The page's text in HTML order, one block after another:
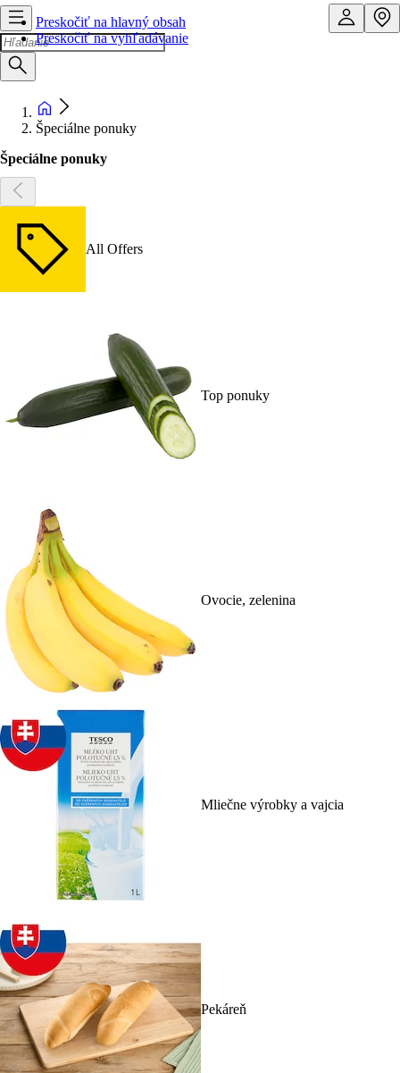
Preskočiť na hlavný obsah
Preskočiť na vyhľadávanie
Špeciálne ponuky
Špeciálne ponuky
All Offers
Top ponuky
Ovocie, zelenina
Mliečne výrobky a vajcia
Pekáreň